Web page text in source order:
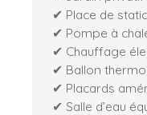
✔ Place de
✔ Pompe à
✔ Chauffage
✔ Ballon
✔ Placards
✔ Salle d’eau